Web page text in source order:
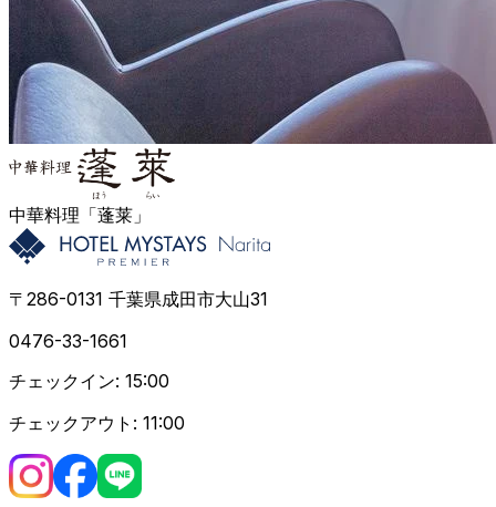
中華料理「蓬莱」
〒286-0131 千葉県成田市大山31
0476-33-1661
チェックイン: 15:00
チェックアウト: 11:00